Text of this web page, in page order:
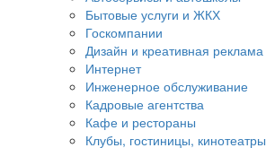
Бытовые услуги и ЖКХ
Госкомпании
Дизайн и креативная реклама
Интернет
Инженерное обслуживание
Кадровые агентства
Кафе и рестораны
Клубы, гостиницы, кинотеатры